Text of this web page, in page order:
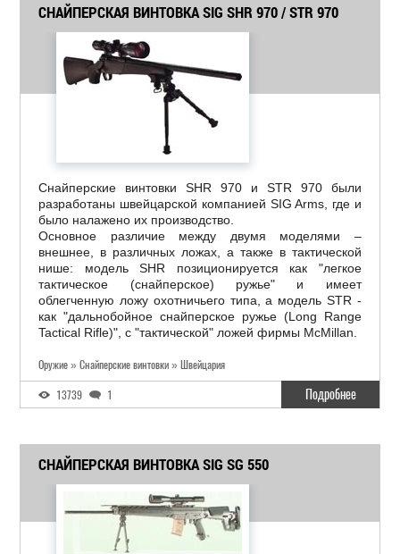
СНАЙПЕРСКАЯ ВИНТОВКА SIG SHR 970 / STR 970
Снайперские винтовки SHR 970 и STR 970 были
разработаны швейцарской компанией SIG Arms, где и
было налажено их производство.
Основное различие между двумя моделями –
внешнее, в различных ложах, а также в тактической
нише: модель SHR позиционируется как "легкое
тактическое (снайперское) ружье" и имеет
облегченную ложу охотничьего типа, а модель STR -
как "дальнобойное снайперское ружье (Long Range
Tactical Rifle)", с "тактической" ложей фирмы McMillan.
Оружие » Снайперские винтовки » Швейцария
13739 1 Подробнее
СНАЙПЕРСКАЯ ВИНТОВКА SIG SG 550